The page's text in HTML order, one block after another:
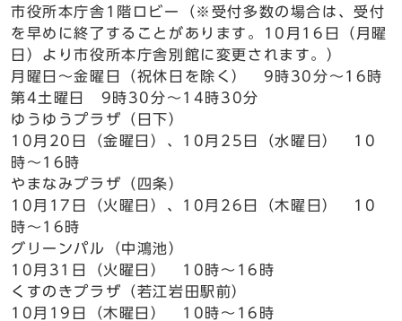
市役所本庁舎1階ロビー（※受付多数の場合は、受付
を早めに終了することがあります。10月16日（月曜
日）より市役所本庁舎別館に変更されます。）
月曜日～金曜日（祝休日を除く） 9時30分～16時
第4土曜日 9時30分～14時30分
ゆうゆうプラザ（日下）
10月20日（金曜日）、10月25日（水曜日） 10
時～16時
やまなみプラザ（四条）
10月17日（火曜日）、10月26日（木曜日） 10
時～16時
グリーンパル（中鴻池）
10月31日（火曜日） 10時～16時
くすのきプラザ（若江岩田駅前）
10月19日（木曜日） 10時～16時